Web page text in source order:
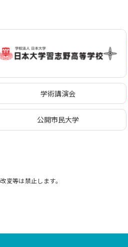
学術講演会
公開市民大学
等は禁止します。